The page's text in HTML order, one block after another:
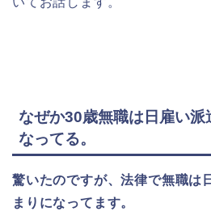
なぜか30歳無職は日雇い派
なってる。
驚いたのですが、法律で無職は
まりになってます。